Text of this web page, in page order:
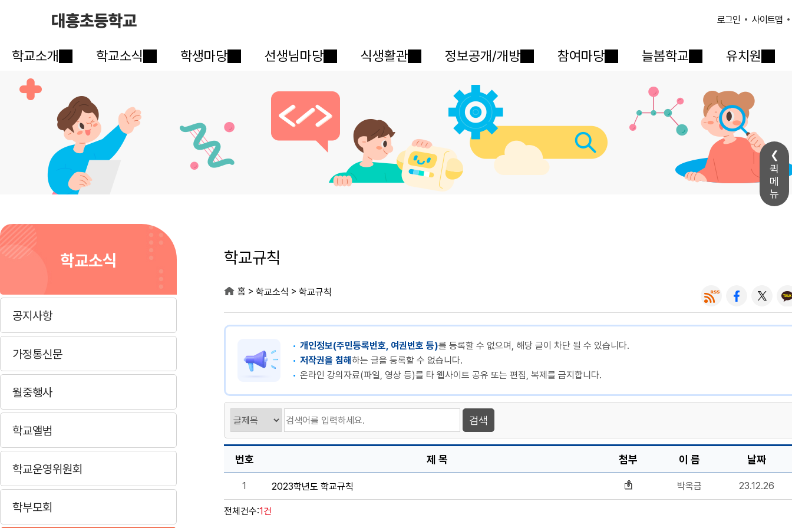
퀵
메
뉴
로그인 사이트맵
학교소개 학교소식 학생마당 선생님마당 식생활관 정보공개/개방 참여마당 늘봄학교 유치원
학교소식
공지사항
가정통신문
월중행사
학교앨범
학교운영위원회
학부모회
학교규칙
홈 > 학교소식 > 학교규칙
개인정보(주민등록번호, 여권번호 등)를 등록할 수 없으며, 해당 글이 차단 될 수 있습니다.
저작권을 침해하는 글을 등록할 수 없습니다.
온라인 강의자료(파일, 영상 등)를 타 웹사이트 공유 또는 편집, 복제를 금지합니다.
번호 제 목 첨부 이 름 날짜
1 2023학년도 학교규칙 박옥금 23.12.26
전체건수:1건